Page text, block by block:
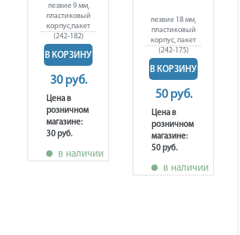
лезвие 9 мм,
пластиковый
корпус,пакет
(242-182)
В КОРЗИНУ
30 руб.
Цена в
розничном
магазине:
30 руб.
в наличии
лезвие 18 мм,
пластиковый
корпус, пакет
(242-175)
В КОРЗИНУ
50 руб.
Цена в
розничном
магазине:
50 руб.
в наличии